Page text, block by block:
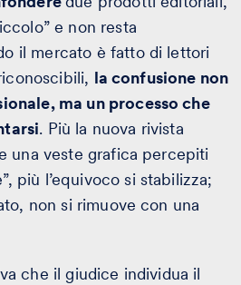
e non resta
il mercato è fatto di lettori
la confusione non
ma un processo che
. Più la nuova rivista
una veste grafica percepiti
più l’equivoco si stabilizza;
non si rimuove con una
che il giudice individua il